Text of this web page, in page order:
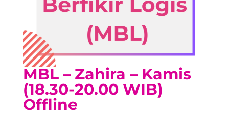
MBL – Zahira – Kamis
(18.30-20.00 WIB)
Offline